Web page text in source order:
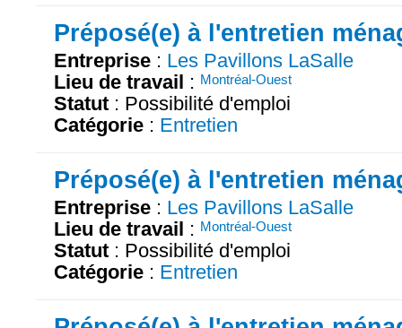
Préposé(e) à l'entretien
Entreprise : Les Pavillons LaSalle
Lieu de travail : Montréal-Ouest
Statut : Possibilité d'emploi
Catégorie : Entretien
Préposé(e) à l'entretien
Entreprise : Les Pavillons LaSalle
Lieu de travail : Montréal-Ouest
Statut : Possibilité d'emploi
Catégorie : Entretien